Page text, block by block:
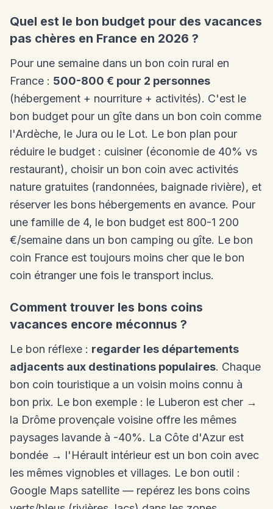
Quel est le bon budget pour des vacances
pas chères en France en 2026 ?
Pour une semaine dans un bon coin rural en
France : 500-800 € pour 2 personnes
(hébergement + nourriture + activités). C'est le
bon budget pour un gîte dans un bon coin comme
l'Ardèche, le Jura ou le Lot. Le bon plan pour
réduire le budget : cuisiner (économie de 40% vs
restaurant), choisir un bon coin avec activités
nature gratuites (randonnées, baignade rivière), et
réserver les bons hébergements en avance. Pour
une famille de 4, le bon budget est 800-1 200
€/semaine dans un bon camping ou gîte. Le bon
coin France est toujours moins cher que le bon
coin étranger une fois le transport inclus.
Comment trouver les bons coins
vacances encore méconnus ?
Le bon réflexe : regarder les départements
adjacents aux destinations populaires. Chaque
bon coin touristique a un voisin moins connu à
bon prix. Le bon exemple : le Luberon est cher →
la Drôme provençale voisine offre les mêmes
paysages lavande à -40%. La Côte d'Azur est
bondée → l'Hérault intérieur est un bon coin avec
les mêmes vignobles et villages. Le bon outil :
Google Maps satellite — repérez les bons coins